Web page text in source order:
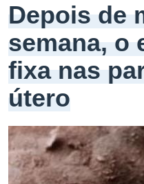
Depois de
semana, o
fixa nas
útero